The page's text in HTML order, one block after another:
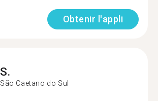
Obtenir l'appli
S.
São Caetano do Sul